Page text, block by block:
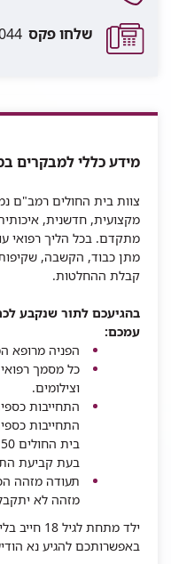
שלחו פקס
מידע כללי למבקרים
צוות בית החולים רמב"ם
מקצועית, חדשנית,
מתקדם. בכל הליך רפואי
מתן כבוד, הקשבה,
קבלת ההחלטות.
בהגיעכם לתור שנקבע
עמכם:
הפניה מרופא
כל מסמך
וצילומים.
התחייבות
בעת קביעת
תעודה מזהה
מזהה לא
ילד מתחת לגיל 18 חייב בליווי הורה או אפוטרופוס
באפשרותכם להגיע נא